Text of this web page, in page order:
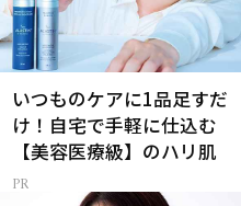
いつものケアに1品足すだ
け！自宅で手軽に仕込む
【美容医療級】のハリ肌